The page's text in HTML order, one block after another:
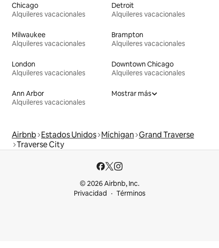
Chicago
Alquileres vacacionales
Detroit
Alquileres vacacionales
Milwaukee
Alquileres vacacionales
Brampton
Alquileres vacacionales
London
Alquileres vacacionales
Downtown Chicago
Alquileres vacacionales
Ann Arbor
Alquileres vacacionales
Mostrar más
Airbnb Estados Unidos Míchigan Grand Traverse
Traverse City
© 2026 Airbnb, Inc.
Privacidad
Términos